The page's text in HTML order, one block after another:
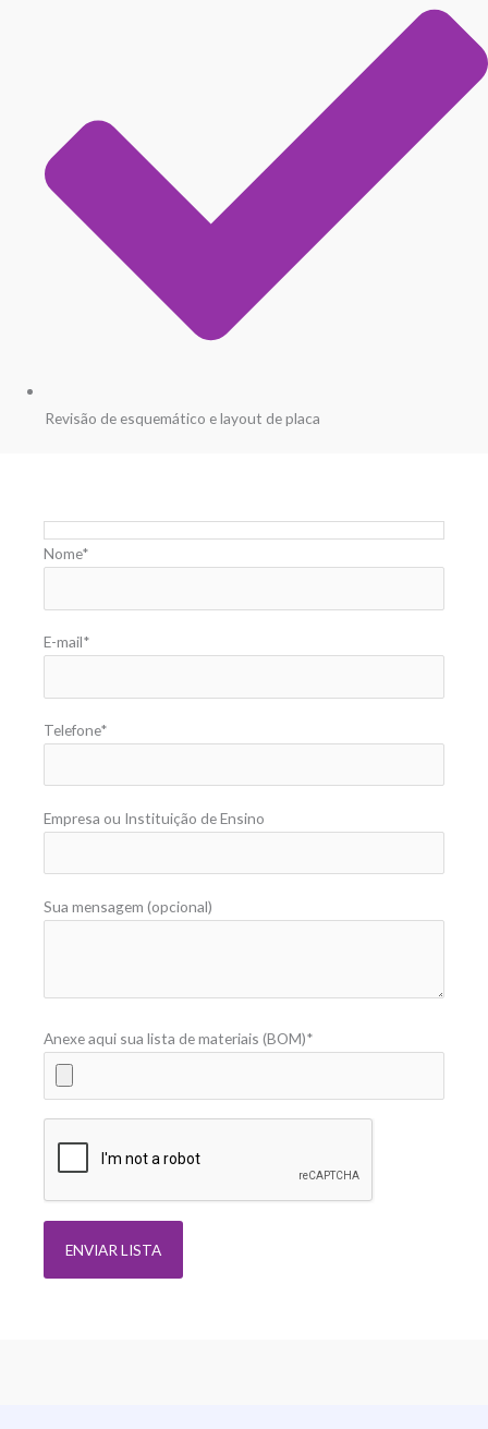
Revisão de esquemático e layout de placa
Nome*
E-mail*
Telefone*
Empresa ou Instituição de Ensino
Sua mensagem (opcional)
Anexe aqui sua lista de materiais (BOM)*